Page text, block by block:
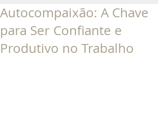
Autocompaixão: A Chave
para Ser Confiante e
Produtivo no Trabalho